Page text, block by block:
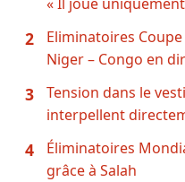
2
Eliminatoires
Niger – Congo en
3
Tension dans le
interpellent
4
Éliminatoires
grâce à Salah